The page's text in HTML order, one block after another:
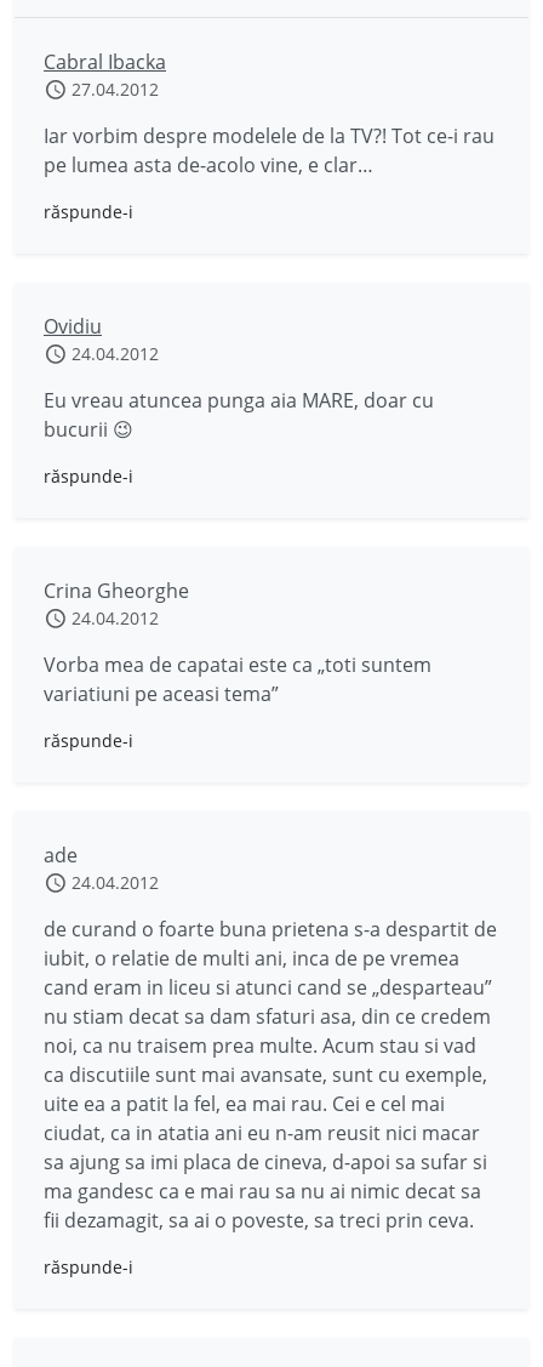
Cabral Ibacka
27.04.2012
Iar vorbim despre modelele de la TV?! Tot ce-i rau
pe lumea asta de-acolo vine, e clar…
răspunde-i
Ovidiu
24.04.2012
Eu vreau atuncea punga aia MARE, doar cu
bucurii 😉
răspunde-i
Crina Gheorghe
24.04.2012
Vorba mea de capatai este ca „toti suntem
variatiuni pe aceasi tema”
răspunde-i
ade
24.04.2012
de curand o foarte buna prietena s-a despartit de
iubit, o relatie de multi ani, inca de pe vremea
cand eram in liceu si atunci cand se „desparteau”
nu stiam decat sa dam sfaturi asa, din ce credem
noi, ca nu traisem prea multe. Acum stau si vad
ca discutiile sunt mai avansate, sunt cu exemple,
uite ea a patit la fel, ea mai rau. Cei e cel mai
ciudat, ca in atatia ani eu n-am reusit nici macar
sa ajung sa imi placa de cineva, d-apoi sa sufar si
ma gandesc ca e mai rau sa nu ai nimic decat sa
fii dezamagit, sa ai o poveste, sa treci prin ceva.
răspunde-i